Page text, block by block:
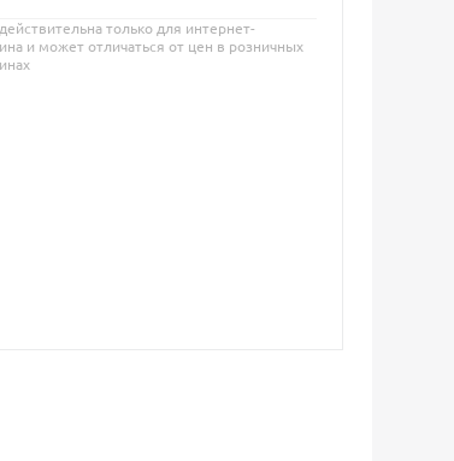
только для интернет-
и может отличаться от цен в розничных